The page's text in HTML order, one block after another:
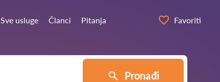
Sve usluge Članci Pitanja Favoriti
Pronađi